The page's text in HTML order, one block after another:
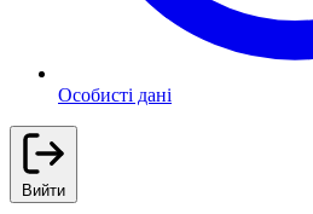
Особисті дані
Вийти